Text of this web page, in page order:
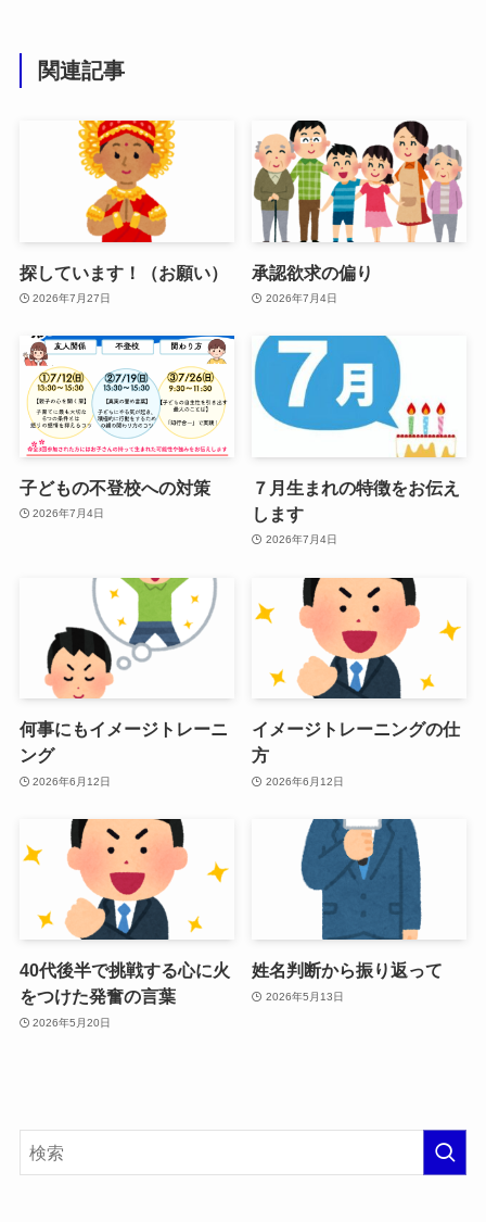
関連記事
探しています！（お願い）
2026年7月27日
承認欲求の偏り
2026年7月4日
子どもの不登校への対策
2026年7月4日
７月生まれの特徴をお伝え
します
2026年7月4日
何事にもイメージトレーニ
ング
2026年6月12日
イメージトレーニングの仕
方
2026年6月12日
40代後半で挑戦する心に火
をつけた発奮の言葉
2026年5月20日
姓名判断から振り返って
2026年5月13日